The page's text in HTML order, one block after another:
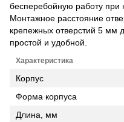
бесперебойную работу при
Монтажное расстояние
крепежных отверстий 5 мм
простой и удобной.
Характеристика
Корпус
Форма корпуса
Длина, мм